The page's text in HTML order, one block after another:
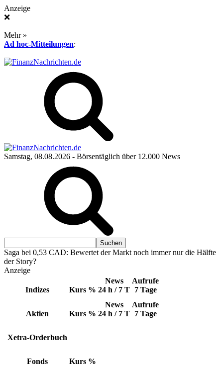
Anzeige
❌
Mehr »
Ad hoc-Mitteilungen:
Samstag, 08.08.2026 - Börsentäglich über 12.000 News
Saga bei 0,53 CAD: Bewertet der Markt noch immer nur die Hälfte
der Story?
Anzeige
Indizes Kurs %
News
24 h / 7 T
Aufrufe
7 Tage
Aktien Kurs %
News
24 h / 7 T
Aufrufe
7 Tage
Xetra-Orderbuch
Fonds Kurs %